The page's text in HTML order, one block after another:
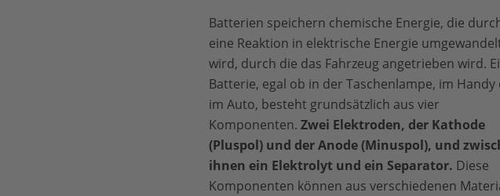
Batterien speichern chemische Energie, die
eine Reaktion in elektrische Energie
wird, durch die das Fahrzeug angetrieben wird.
Batterie, egal ob in der Taschenlampe, im Handy
im Auto, besteht grundsätzlich aus vier
Komponenten. Zwei Elektroden, der Kathode
(Pluspol) und der Anode (Minuspol), und
ihnen ein Elektrolyt und ein Separator. Diese
Komponenten können aus verschiedenen